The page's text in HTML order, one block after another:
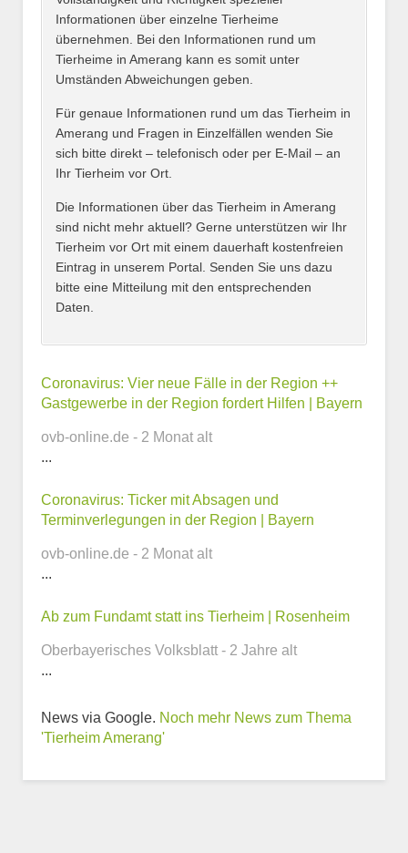
Name des Tierheims*
Kontaktmöglichkeiten
E-Mail-Adresse
Telefonnummer
Weitere Informationen
zum Tierheim
Informationen über einzelne Tierheime
übernehmen. Bei den Informationen rund um
Tierheime in Amerang kann es somit unter
Umständen Abweichungen geben.
Für genaue Informationen rund um das Tierheim in
Amerang und Fragen in Einzelfällen wenden Sie
sich bitte direkt – telefonisch oder per E-Mail – an
Ihr Tierheim vor Ort.
Die Informationen über das Tierheim in Amerang
sind nicht mehr aktuell? Gerne unterstützen wir Ihr
Tierheim vor Ort mit einem dauerhaft kostenfreien
Eintrag in unserem Portal. Senden Sie uns dazu
bitte eine Mitteilung mit den entsprechenden
Daten.
Coronavirus: Vier neue Fälle in der Region ++
Gastgewerbe in der Region fordert Hilfen | Bayern
ovb-online.de - 2 Monat alt
...
Coronavirus: Ticker mit Absagen und
Terminverlegungen in der Region | Bayern
ovb-online.de - 2 Monat alt
...
Ab zum Fundamt statt ins Tierheim | Rosenheim
Oberbayerisches Volksblatt - 2 Jahre alt
...
News via Google. Noch mehr News zum Thema
'Tierheim Amerang'